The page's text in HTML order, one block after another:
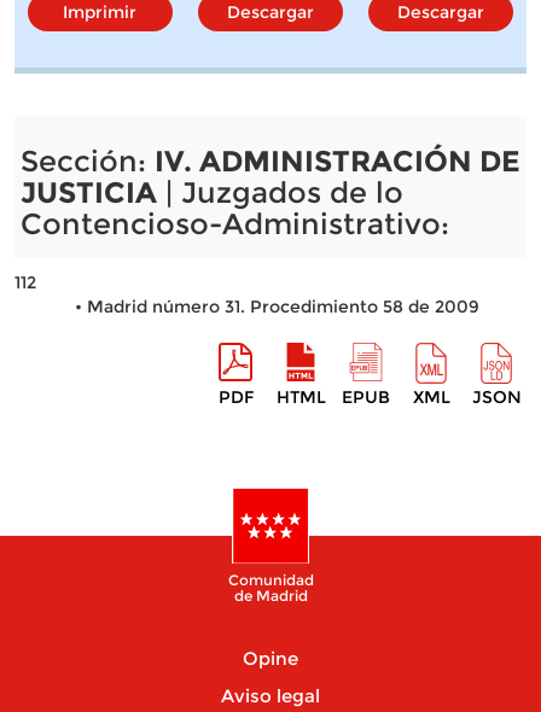
Imprimir Descargar Descargar
Sección: IV. ADMINISTRACIÓN DE
JUSTICIA| Juzgados de lo
Contencioso-Administrativo:
112
• Madrid número 31. Procedimiento 58 de 2009
PDF HTML EPUB XML JSON
Comunidad
de Madrid
Opine
Aviso legal